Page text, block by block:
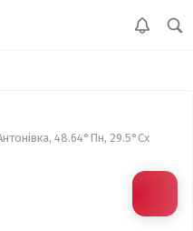
48.64°Пн, 29.5°Сх